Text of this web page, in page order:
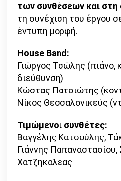
των συνθέσεων και
τη συνέχιση του έργου
έντυπη μορφή.
House Band:
Γιώργος Τσώλης (πιάνο,
διεύθυνση)
Κώστας Πατσιώτης
Νίκος Θεσσαλονικεύς
Τιμώμενοι συνθέτες:
Βαγγέλης Κατσούλης,
Γιάννης Παπαναστασίου,
Χατζηκαλέας